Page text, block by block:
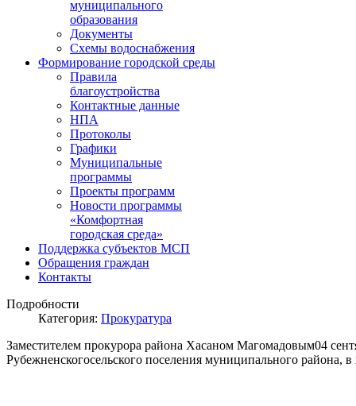
муниципального
образования
Документы
Схемы водоснабжения
Формирование городской среды
Правила
благоустройства
Контактные данные
НПА
Протоколы
Графики
Муниципальные
программы
Проекты программ
Новости программы
«Комфортная
городская среда»
Поддержка субъектов МСП
Обращения граждан
Контакты
Подробности
Категория: Прокуратура
Заместителем прокурора района Хасаном Магомадовым04
Рубежненскогосельского поселения муниципального района,